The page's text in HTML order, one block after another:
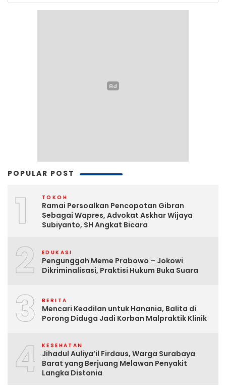
POPULAR POST
1 TOKOH
Ramai Persoalkan Pencopotan Gibran
Sebagai Wapres, Advokat Askhar Wijaya
Subiyanto, SH Angkat Bicara
2 EDUKASI
Pengunggah Meme Prabowo – Jokowi
Dikriminalisasi, Praktisi Hukum Buka Suara
3 BERITA
Mencari Keadilan untuk Hanania, Balita di
Porong Diduga Jadi Korban Malpraktik Klinik
4 KESEHATAN
Jihadul Auliya’il Firdaus, Warga Surabaya
Barat yang Berjuang Melawan Penyakit
Langka Distonia